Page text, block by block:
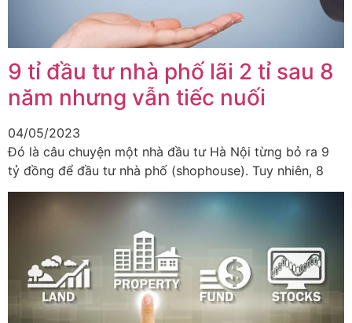
9 tỉ đầu tư nhà phố lãi 2 tỉ sau 8
năm nhưng vẫn tiếc nuối
04/05/2023
Đó là câu chuyện một nhà đầu tư Hà Nội từng bỏ ra 9
tỷ đồng để đầu tư nhà phố (shophouse). Tuy nhiên, 8